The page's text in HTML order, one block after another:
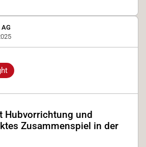
Hubvorrichtung und
Zusammenspiel in der